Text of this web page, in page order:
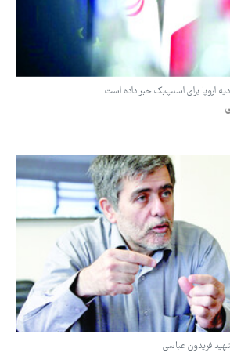
اروپا برای اسنپ‌بک خبر داده است
فریدون عباسی